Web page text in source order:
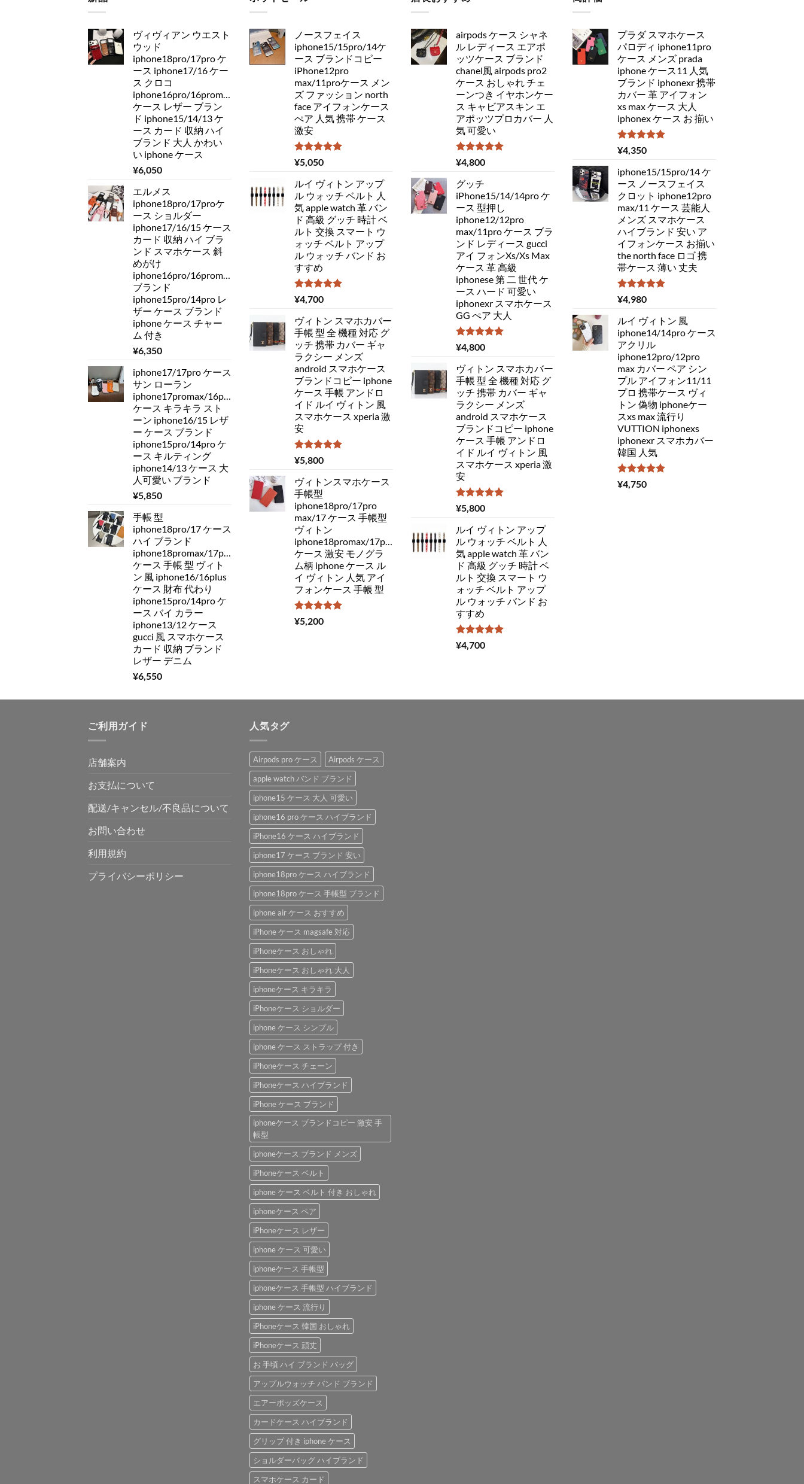
ヴィヴィアン ウエスト
ウッド
iphone18pro/17pro ケ
ース iphone17/16 ケー
ス クロコ
iphone16pro/16promax
ケース レザー ブラン
ド iphone15/14/13 ケ
ース カード 収納 ハイ
ブランド 大人 かわい
い iphone ケース
¥6,050
エルメス
iphone18pro/17proケ
ース ショルダー
iphone17/16/15 ケース
カード 収納 ハイ ブラ
ンド スマホケース 斜
めがけ
iphone16pro/16promax
ブランド
iphone15pro/14pro レ
ザー ケース ブランド
iphone ケース チャー
ム 付き
¥6,350
iphone17/17pro ケース
サン ローラン
iphone17promax/16pro
ケース キラキラ スト
ーン iphone16/15 レザ
ー ケース ブランド
iphone15pro/14pro ケ
ース キルティング
iphone14/13 ケース 大
人可愛い ブランド
¥5,850
手帳 型
iphone18pro/17 ケース
ハイ ブランド
iphone18promax/17pro/16pro
ケース 手帳 型 ヴィト
ン 風 iphone16/16plus
ケース 財布 代わり
iphone15pro/14pro ケ
ース バイ カラー
iphone13/12 ケース
gucci 風 スマホケース
カード 収納 ブランド
レザー デニム
¥6,550
ノースフェイス
iphone15/15pro/14ケ
ース ブランドコピー
iPhone12pro
max/11proケース メン
ズ ファッション north
face アイフォンケース
ぺア 人気 携帯 ケース
激安
5段階中
5.00
¥5,050
ルイ ヴィトン アップ
ル ウォッチ ベルト 人
気 apple watch 革 バン
ド 高級 グッチ 時計 ベ
ルト 交換 スマート ウ
ォッチ ベルト アップ
ル ウォッチ バンド お
すすめ
5段階中
5.00
¥4,700
ヴィトン スマホカバー
手帳 型 全 機種 対応 グ
ッチ 携帯 カバー ギャ
ラクシー メンズ
android スマホケース
ブランドコピー iphone
ケース 手帳 アンドロ
イド ルイ ヴィトン 風
スマホケース xperia 激
安
5段階中
5.00
¥5,800
ヴィトンスマホケース
手帳型
iphone18pro/17pro
max/17 ケース 手帳型
ヴィトン
iphone18promax/17pro/16
ケース 激安 モノグラ
ム柄 iphone ケース ル
イ ヴィトン 人気 アイ
フォンケース 手帳 型
5段階中
5.00
¥5,200
airpods ケース シャネ
ル レディース エアポ
ッツケース ブランド
chanel風 airpods pro2
ケース おしゃれ チェ
ーンつき イヤホンケー
ス キャビアスキン エ
アポッツプロカバー 人
気 可愛い
5段階中
5.00
¥4,800
グッチ
iPhone15/14/14pro ケ
ース 型押し
iphone12/12pro
max/11pro ケース ブラ
ンド レディース gucci
アイ フォンXs/Xs Max
ケース 革 高級
iphonese 第 二 世代 ケ
ース ハード 可愛い
iphonexr スマホケース
GG ぺア 大人
5段階中
5.00
¥4,800
ヴィトン スマホカバー
手帳 型 全 機種 対応 グ
ッチ 携帯 カバー ギャ
ラクシー メンズ
android スマホケース
ブランドコピー iphone
ケース 手帳 アンドロ
イド ルイ ヴィトン 風
スマホケース xperia 激
安
5段階中
5.00
¥5,800
ルイ ヴィトン アップ
ル ウォッチ ベルト 人
気 apple watch 革 バン
ド 高級 グッチ 時計 ベ
ルト 交換 スマート ウ
ォッチ ベルト アップ
ル ウォッチ バンド お
すすめ
5段階中
5.00
¥4,700
プラダ スマホケース
パロディ iphone11pro
ケース メンズ prada
iphone ケース11 人気
ブランド iphonexr 携帯
カバー 革 アイフォン
xs max ケース 大人
iphonex ケース お 揃い
5段階中
5.00
¥4,350
iphone15/15pro/14 ケ
ース ノースフェイス
クロット iphone12pro
max/11 ケース 芸能人
メンズ スマホケース
ハイブランド 安い ア
イフォンケース お揃い
the north face ロゴ 携
帯ケース 薄い 丈夫
5段階中
5.00
¥4,980
ルイ ヴィトン 風
iphone14/14pro ケース
アクリル
iphone12pro/12pro
max カバー ペア シン
プル アイフォン11/11
プロ 携帯ケース ヴィ
トン 偽物 iphoneケー
スxs max 流行り
VUTTION iphonexs
iphonexr スマホカバー
韓国 人気
5段階中
5.00
¥4,750
ご利用ガイド
店舗案内
お支払について
配送/キャンセル/不良品について
お問い合わせ
利用規約
プライバシーポリシー
人気タグ
Airpods pro ケース
Airpods ケース
apple watch バンド ブランド
iphone15 ケース 大人 可愛い
iphone16 pro ケース ハイブランド
iPhone16 ケース ハイブランド
iphone17 ケース ブランド 安い
iphone18pro ケース ハイブランド
iphone18pro ケース 手帳型 ブランド
iphone air ケース おすすめ
iPhone ケース magsafe 対応
iPhoneケース おしゃれ
iPhoneケース おしゃれ 大人
iphoneケース キラキラ
iPhoneケース ショルダー
iphone ケース シンプル
iphone ケース ストラップ 付き
iPhoneケース チェーン
iPhoneケース ハイブランド
iPhone ケース ブランド
iphoneケース ブランドコピー 激安 手
帳型
iphoneケース ブランド メンズ
iPhoneケース ベルト
iphone ケース ベルト 付き おしゃれ
iphoneケース ペア
iPhoneケース レザー
iphone ケース 可愛い
iphoneケース 手帳型
iphoneケース 手帳型 ハイブランド
iphone ケース 流行り
iPhoneケース 韓国 おしゃれ
iPhoneケース 頑丈
お 手頃 ハイ ブランド バッグ
アップルウォッチ バンド ブランド
エアーポッズケース
カードケース ハイブランド
グリップ 付き iphone ケース
ショルダーバッグ ハイブランド
スマホケース カード